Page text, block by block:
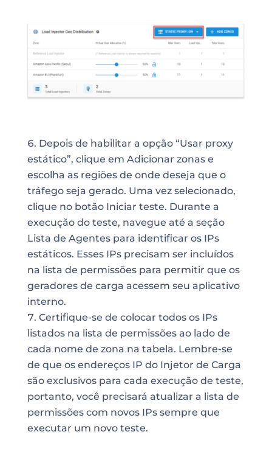
Depois de habilitar a opção “Usar proxy
estático”, clique em Adicionar zonas e
escolha as regiões de onde deseja que o
tráfego seja gerado. Uma vez selecionado,
clique no botão Iniciar teste. Durante a
execução do teste, navegue até a seção
Lista de Agentes para identificar os IPs
estáticos. Esses IPs precisam ser incluídos
na lista de permissões para permitir que os
geradores de carga acessem seu aplicativo
interno.
Certifique-se de colocar todos os IPs
listados na lista de permissões ao lado de
cada nome de zona na tabela. Lembre-se
de que os endereços IP do Injetor de Carga
são exclusivos para cada execução de teste,
portanto, você precisará atualizar a lista de
permissões com novos IPs sempre que
executar um novo teste.